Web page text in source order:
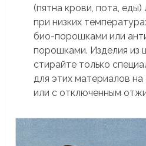
(пятна крови, пота,
при низких
био-порошками или
порошками. Изделия из
стирайте только
для этих материалов
или с отключенным